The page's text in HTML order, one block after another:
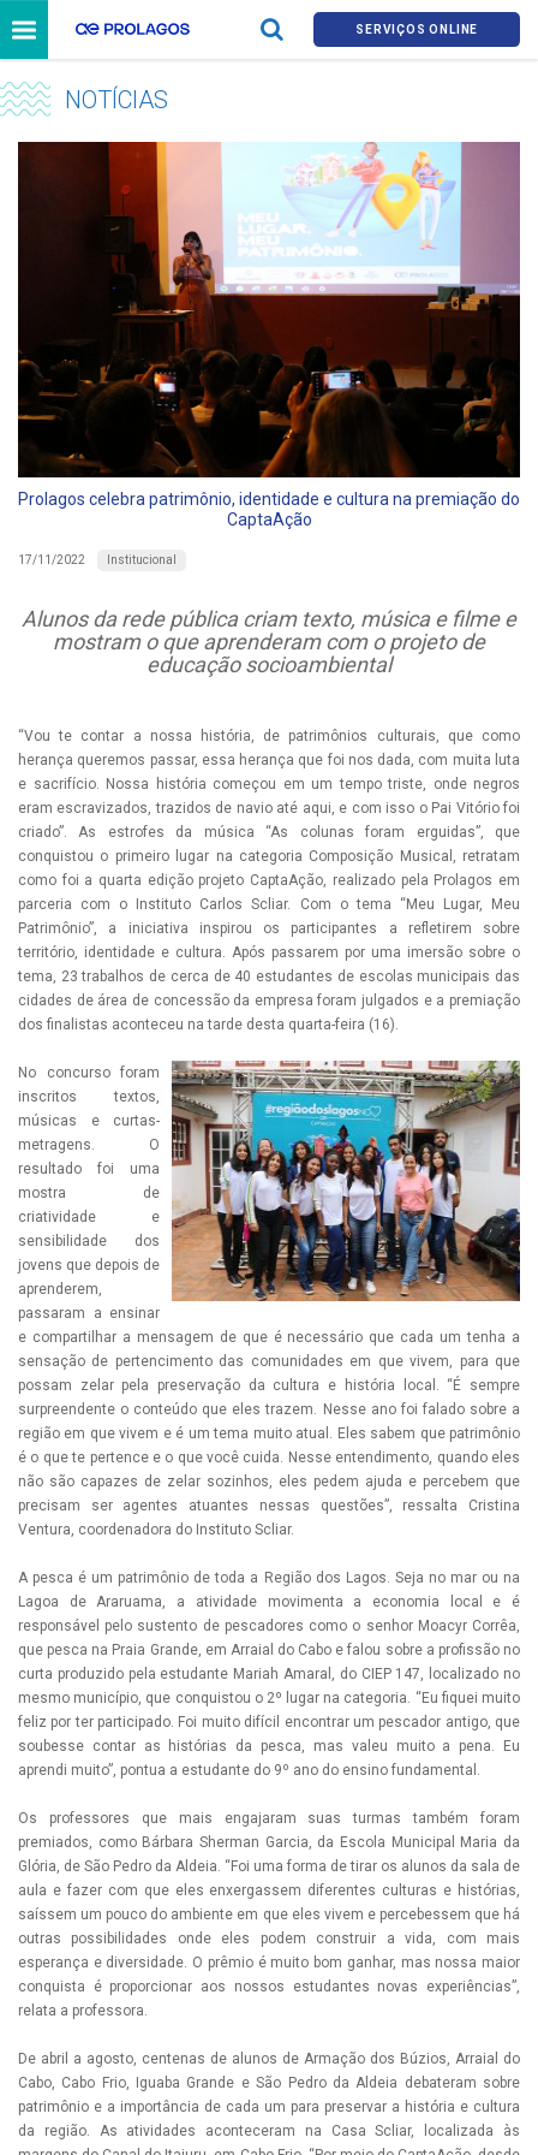
SERVIÇOS ONLINE
NOTÍCIAS
Prolagos celebra patrimônio, identidade e cultura na premiação do
CaptaAção
17/11/2022 Institucional
Alunos da rede pública criam texto, música e filme e
mostram o que aprenderam com o projeto de
educação socioambiental
“Vou te contar a nossa história, de patrimônios culturais, que como
herança queremos passar, essa herança que foi nos dada, com muita luta
e sacrifício. Nossa história começou em um tempo triste, onde negros
eram escravizados, trazidos de navio até aqui, e com isso o Pai Vitório foi
criado”. As estrofes da música “As colunas foram erguidas”, que
conquistou o primeiro lugar na categoria Composição Musical, retratam
como foi a quarta edição projeto CaptaAção, realizado pela Prolagos em
parceria com o Instituto Carlos Scliar. Com o tema “Meu Lugar, Meu
Patrimônio”, a iniciativa inspirou os participantes a refletirem sobre
território, identidade e cultura. Após passarem por uma imersão sobre o
tema, 23 trabalhos de cerca de 40 estudantes de escolas municipais das
cidades de área de concessão da empresa foram julgados e a premiação
dos finalistas aconteceu na tarde desta quarta-feira (16).
No concurso foram
inscritos textos,
músicas e curtas-
metragens. O
resultado foi uma
mostra de
criatividade e
sensibilidade dos
jovens que depois de
aprenderem,
passaram a ensinar
e compartilhar a mensagem de que é necessário que cada um tenha a
sensação de pertencimento das comunidades em que vivem, para que
possam zelar pela preservação da cultura e história local. “É sempre
surpreendente o conteúdo que eles trazem. Nesse ano foi falado sobre a
região em que vivem e é um tema muito atual. Eles sabem que patrimônio
é o que te pertence e o que você cuida. Nesse entendimento, quando eles
não são capazes de zelar sozinhos, eles pedem ajuda e percebem que
precisam ser agentes atuantes nessas questões”, ressalta Cristina
Ventura, coordenadora do Instituto Scliar.
A pesca é um patrimônio de toda a Região dos Lagos. Seja no mar ou na
Lagoa de Araruama, a atividade movimenta a economia local e é
responsável pelo sustento de pescadores como o senhor Moacyr Corrêa,
que pesca na Praia Grande, em Arraial do Cabo e falou sobre a profissão no
curta produzido pela estudante Mariah Amaral, do CIEP 147, localizado no
mesmo município, que conquistou o 2º lugar na categoria. “Eu fiquei muito
feliz por ter participado. Foi muito difícil encontrar um pescador antigo, que
soubesse contar as histórias da pesca, mas valeu muito a pena. Eu
aprendi muito”, pontua a estudante do 9º ano do ensino fundamental.
Os professores que mais engajaram suas turmas também foram
premiados, como Bárbara Sherman Garcia, da Escola Municipal Maria da
Glória, de São Pedro da Aldeia. “Foi uma forma de tirar os alunos da sala de
aula e fazer com que eles enxergassem diferentes culturas e histórias,
saíssem um pouco do ambiente em que eles vivem e percebessem que há
outras possibilidades onde eles podem construir a vida, com mais
esperança e diversidade. O prêmio é muito bom ganhar, mas nossa maior
conquista é proporcionar aos nossos estudantes novas experiências”,
relata a professora.
De abril a agosto, centenas de alunos de Armação dos Búzios, Arraial do
Cabo, Cabo Frio, Iguaba Grande e São Pedro da Aldeia debateram sobre
patrimônio e a importância de cada um para preservar a história e cultura
da região. As atividades aconteceram na Casa Scliar, localizada às